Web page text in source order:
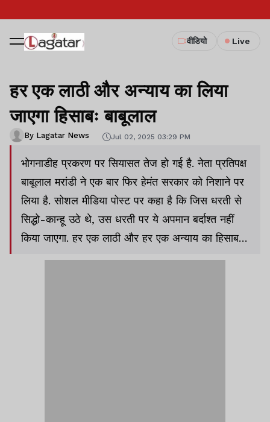
वीडियो Live
हर एक लाठी और अन्याय का लिया
जाएगा हिसाबः बाबूलाल
By Lagatar News Jul 02, 2025 03:29 PM
भोगनाडीह प्रकरण पर सियासत तेज हो गई है. नेता प्रतिपक्ष
बाबूलाल मरांडी ने एक बार फिर हेमंत सरकार को निशाने पर
लिया है. सोशल मीडिया पोस्ट पर कहा है कि जिस धरती से
सिद्धो-कान्हू उठे थे, उस धरती पर ये अपमान बर्दाश्त नहीं
किया जाएगा. हर एक लाठी और हर एक अन्याय का हिसाब